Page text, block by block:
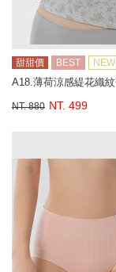
甜甜價 BEST NEW
NT. 880 NT. 499